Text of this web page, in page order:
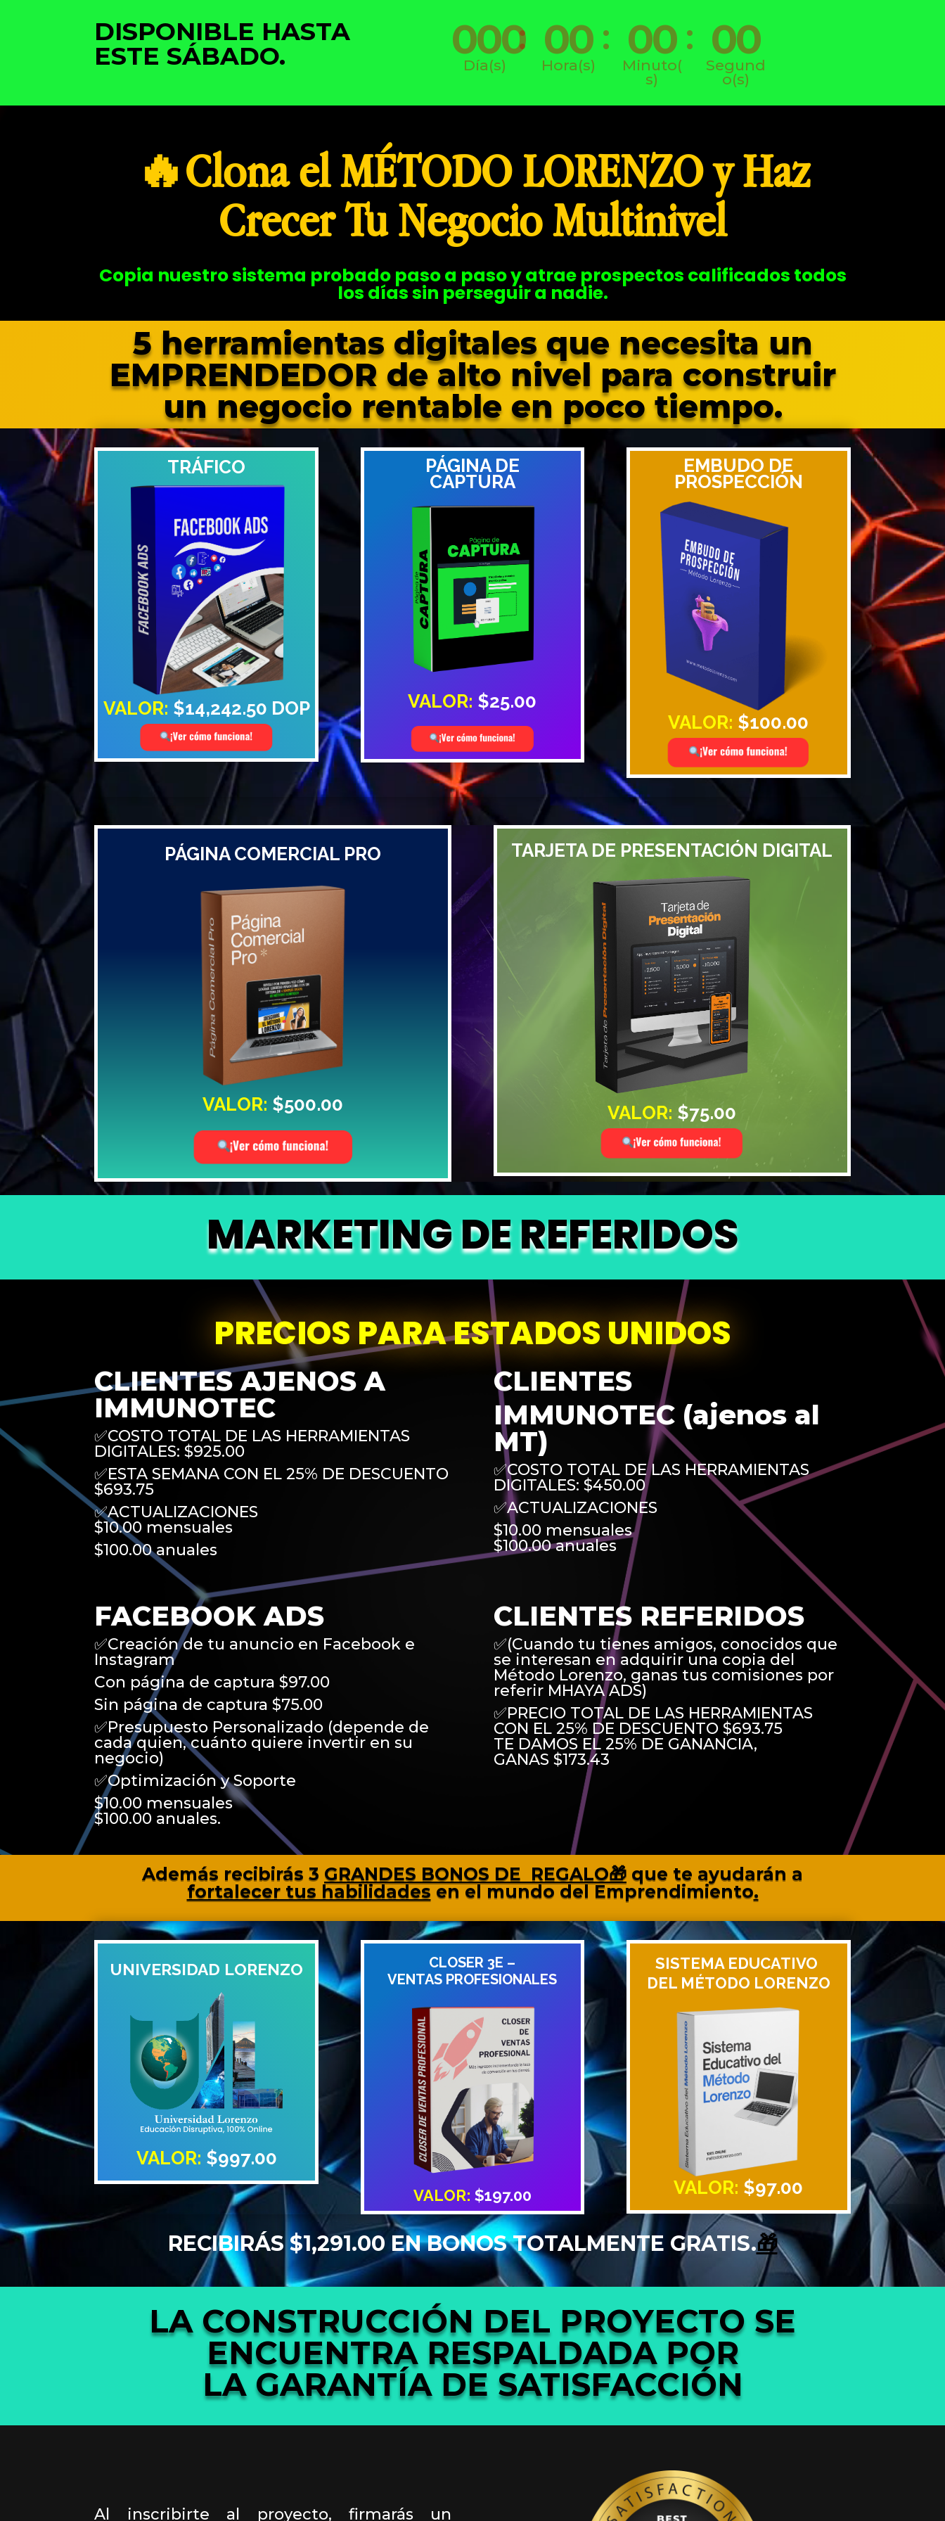
DISPONIBLE HASTA
ESTE SÁBADO.
000
Día(s)
: 00
Hora(s)
: 00
Minuto(
s)
: 00
Segund
o(s)
🔥Clona el MÉTODO LORENZO y Haz
Crecer Tu Negocio Multinivel
Copia nuestro sistema probado paso a paso y atrae prospectos calificados todos
los días sin perseguir a nadie.
5 herramientas digitales que necesita un
EMPRENDEDOR de alto nivel para construir
un negocio rentable en poco tiempo.
TRÁFICO
VALOR: $14,242.50 DOP
PÁGINA DE
CAPTURA
VALOR: $25.00
EMBUDO DE
PROSPECCIÓN
VALOR: $100.00
PÁGINA COMERCIAL PRO
VALOR: $500.00
TARJETA DE PRESENTACIÓN DIGITAL
VALOR: $75.00
MARKETING DE REFERIDOS
PRECIOS PARA ESTADOS UNIDOS
CLIENTES AJENOS A
IMMUNOTEC
✅COSTO TOTAL DE LAS HERRAMIENTAS
DIGITALES: $925.00
✅ESTA SEMANA CON EL 25% DE DESCUENTO
$693.75
✅ACTUALIZACIONES
$10.00 mensuales
$100.00 anuales
CLIENTES
IMMUNOTEC (ajenos al
MT)
✅COSTO TOTAL DE LAS HERRAMIENTAS
DIGITALES: $450.00
✅ACTUALIZACIONES
$10.00 mensuales
$100.00 anuales
FACEBOOK ADS
✅Creación de tu anuncio en Facebook e
Instagram
Con página de captura $97.00
Sin página de captura $75.00
✅Presupuesto Personalizado (depende de
cada quien, cuánto quiere invertir en su
negocio)
✅Optimización y Soporte
$10.00 mensuales
$100.00 anuales.
CLIENTES REFERIDOS
✅(Cuando tu tienes amigos, conocidos que
se interesan en adquirir una copia del
Método Lorenzo, ganas tus comisiones por
referir MHAYA ADS)
✅PRECIO TOTAL DE LAS HERRAMIENTAS
CON EL 25% DE DESCUENTO $693.75
TE DAMOS EL 25% DE GANANCIA,
GANAS $173.43
Además recibirás 3 GRANDES BONOS DE REGALO🎁 que te ayudarán a
fortalecer tus habilidadesen el mundo del Emprendimiento.
UNIVERSIDAD LORENZO
VALOR: $997.00
CLOSER 3E –
VENTAS PROFESIONALES
VALOR: $197.00
SISTEMA EDUCATIVO
DEL MÉTODO LORENZO
VALOR: $97.00
RECIBIRÁS $1,291.00 EN BONOS TOTALMENTE GRATIS.🎁
LA CONSTRUCCIÓN DEL PROYECTO SE
ENCUENTRA RESPALDADA POR
LA GARANTÍA DE SATISFACCIÓN
Al inscribirte al proyecto, firmarás un